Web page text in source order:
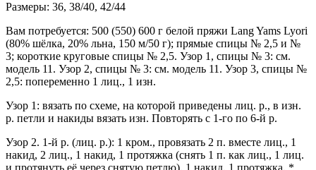
Размеры: 36, 38/40, 42/44
Вам потребуется: 500 (550) 600 г белой пряжи Lang Yams Lyori
(80% шёлка, 20% льна, 150 м/50 г); прямые спицы № 2,5 и №
3; короткие круговые спицы № 2,5. Узор 1, спицы № 3: см.
модель 11. Узор 2, спицы № 3: см. модель 11. Узор 3, спицы №
2,5: попеременно 1 лиц., 1 изн.
Узор 1: вязать по схеме, на которой приведены лиц. р., в изн.
р. петли и накиды вязать изн. Повторять с 1-го по 6-й р.
Узор 2. 1-й р. (лиц. р.): 1 кром., провязать 2 п. вместе лиц., 1
накид, 2 лиц., 1 накид, 1 протяжка (снять 1 п. как лиц., 1 лиц.